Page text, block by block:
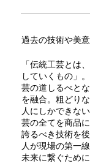
過去の技術や美
「伝統工芸とは
していくもの」
芸の道しるべと
を融合。粗どり
人にしかできな
芸の全てを商品
誇るべき技術を
人が現場の第一
未来に繋ぐため